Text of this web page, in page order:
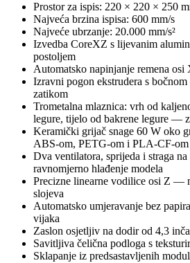
Prostor za ispis: 220 × 220 × 250
Najveća brzina ispisa: 600 mm/s
Najveće ubrzanje: 20.000 mm/s²
Izvedba CoreXZ s lijevanim
postoljem
Automatsko napinjanje remena osi
Izravni pogon ekstrudera s
zatikom
Trometalna mlaznica: vrh od
legure, tijelo od bakrene legure —
Keramički grijač snage 60 W oko
ABS-om, PETG-om i PLA-CF-om
Dva ventilatora, sprijeda i straga
ravnomjerno hlađenje modela
Precizne linearne vodilice osi Z —
slojeva
Automatsko umjeravanje bez
vijaka
Zaslon osjetljiv na dodir od 4,3 inča
Savitljiva čelična podloga s
Sklapanje iz predsastavljenih